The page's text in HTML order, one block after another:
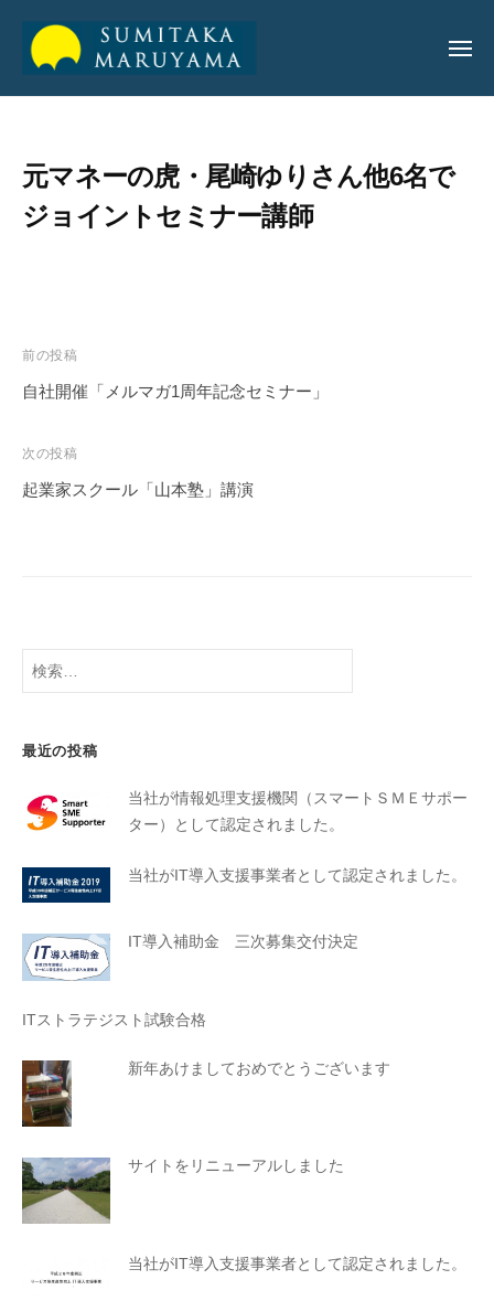
丸
純
孝
ト
丸
純
孝
元マネーの虎・尾崎ゆりさん他6名で
ジョイントセミナー講師
前の投稿
自社開催「メルマガ1周年記念セミナー」
次の投稿
起業家スクール「山本塾」講演
最近の投稿
当社が情報処理支援機関（スマートＳＭＥサポー
ター）として認定されました。
当社がIT導入支援事業者として認定されました。
IT導入補助金 三次募集交付決定
ITストラテジスト試験合格
新年あけましておめでとうございます
サイトをリニューアルしました
当社がIT導入支援事業者として認定されました。
山
公
式
サ